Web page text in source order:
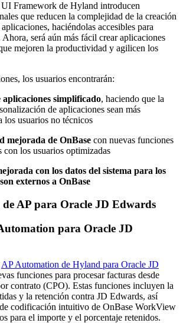
UI Framework de Hyland introducen
que reducen la complejidad de la creación
haciéndolas accesibles para
será aún más fácil crear aplicaciones
mejoren la productividad y agilicen los
los usuarios encontrarán:
simplificado, haciendo que la
de aplicaciones sean más
los usuarios no técnicos
mejorada de OnBase con nuevas funciones
con los usuarios optimizadas
con los datos del sistema para los
externos a OnBase
AP para Oracle JD Edwards
para Oracle JD
AP Automation de Hyland para Oracle JD
funciones para procesar facturas desde
contrato (CPO). Estas funciones incluyen la
y la retención contra JD Edwards, así
codificación intuitivo de OnBase WorkView
para el importe y el porcentaje retenidos.